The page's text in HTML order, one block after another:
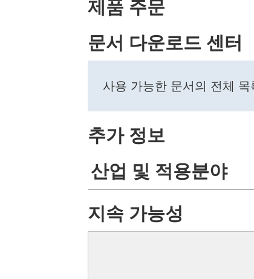
제품 주문
문서 다운로드 센터
사용 가능한 문서의 전체
추가 정보
산업 및 적용분야
지속 가능성